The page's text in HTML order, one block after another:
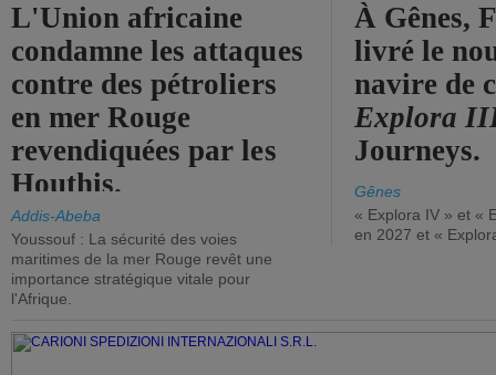
L'Union africaine
condamne les attaques
contre des pétroliers
en mer Rouge
revendiquées par les
Houthis.
Addis-Abeba
Youssouf : La sécurité des voies
maritimes de la mer Rouge revêt une
importance stratégique vitale pour
l'Afrique.
À Gênes,
livré le
navire de
Explora
Journeys.
Gênes
« Explora IV » et «
en 2027 et «